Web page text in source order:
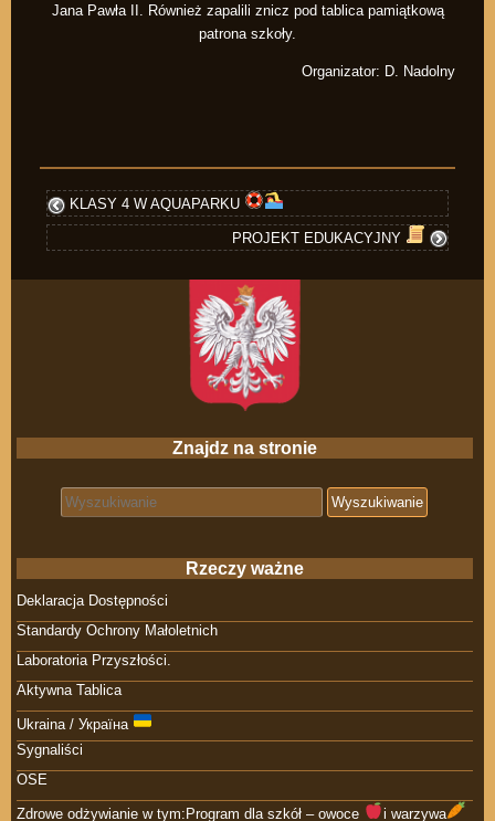
Jana Pawła II. Również zapalili znicz pod tablica pamiątkową
patrona szkoły.
Organizator: D. Nadolny
KLASY 4 W AQUAPARKU
PROJEKT EDUKACYJNY
Znajdz na stronie
Search for:
Rzeczy ważne
Deklaracja Dostępności
Standardy Ochrony Małoletnich
Laboratoria Przyszłości.
Aktywna Tablica
Ukraina / Україна
Sygnaliści
OSE
Zdrowe odżywianie w tym:Program dla szkół – owoce
i warzywa